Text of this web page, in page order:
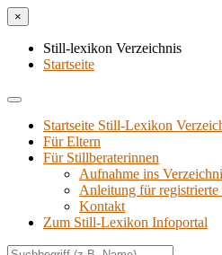
×
Still-lexikon Verzeichnis
Startseite
Startseite Still-Lexikon
Für Eltern
Für Stillberaterinnen
Aufnahme ins
Anlei­tung für regis­trier­te
Kon­takt
Zum Still-Lexikon Infoportal